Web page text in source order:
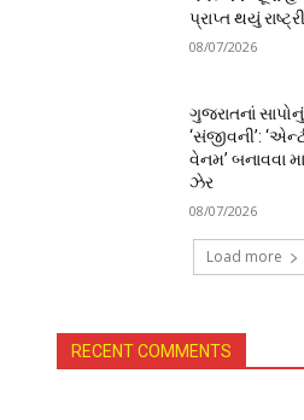
પ્રાપ્ત થયું
08/07/2026
ગુજરાતનાં
‘સંજીવની’:
વેનમ’ બનાવવા
ઝેર
08/07/2026
Load more
RECENT COMMENTS